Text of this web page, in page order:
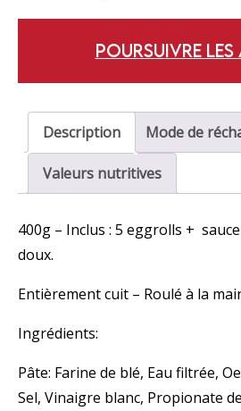
POURSUIVRE LES
Description Mode de
Valeurs nutritives
400g – Inclus : 5 eggrolls +
doux.
Entièrement cuit – Roulé à la
Ingrédients:
Pâte: Farine de blé, Eau filtrée,
Sel, Vinaigre blanc, Propionate